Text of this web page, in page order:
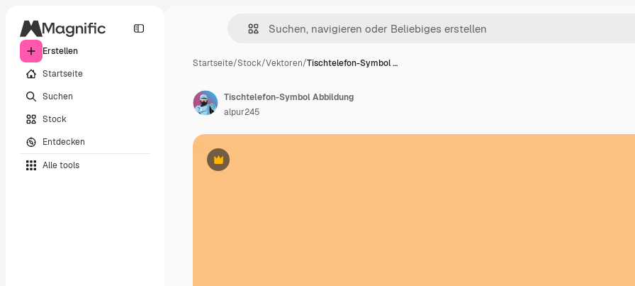
Erstellen
Startseite
Suchen
Stock
Entdecken
Alle tools
Startseite/Stock/Vektoren/Tischtelefon-Symbol …
Premium
Tischtelefon-Symbol Abbildung
alpur245